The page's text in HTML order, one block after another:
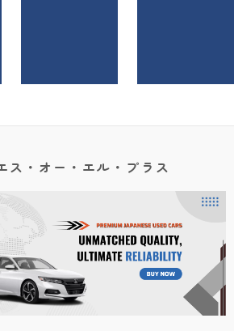
ス・オー・エル・プラス